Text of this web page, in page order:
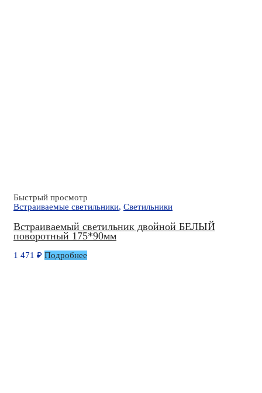
Быстрый просмотр
Встраиваемые светильники, Светильники
Встраиваемый светильник двойной БЕЛЫЙ
поворотный 175*90мм
1 471 ₽ Подробнее